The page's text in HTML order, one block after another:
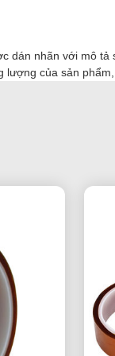
dán nhãn với mô
của sản